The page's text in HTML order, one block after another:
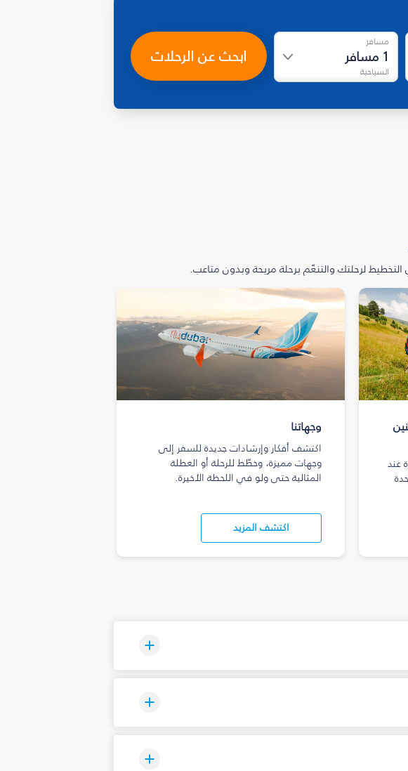
مسافر
1 مسافر
السياحية
ابحث عن الرحلات
لرحلتك والتنعّم برحلة مريحة وبدون متاعب.
عند
وجهاتنا
اكتشف أفكار وإرشادات جديدة للسفر إلى
وجهات مميزة، وخطّط للرحلة أو العطلة
المثالية حتى ولو في اللحظة الأخيرة.
اكتشف المزيد